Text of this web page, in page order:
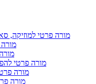
מורה פרטי למוזיקה,
מורה
מורה פרטי
מורה
מורה